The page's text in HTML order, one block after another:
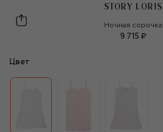
STORY LORIS
Story Loris
Ночная сорочка
9 715 ₽
Цвет